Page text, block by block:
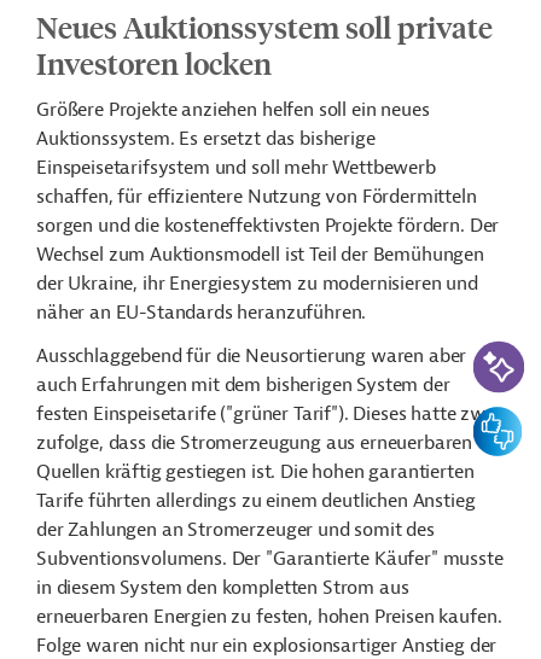
Neues Auktionssystem soll private
Investoren locken
Größere Projekte anziehen helfen soll ein neues
Auktionssystem. Es ersetzt das bisherige
Einspeisetarifsystem und soll mehr Wettbewerb
schaffen, für effizientere Nutzung von Fördermitteln
sorgen und die kosteneffektivsten Projekte fördern. Der
Wechsel zum Auktionsmodell ist Teil der Bemühungen
der Ukraine, ihr Energiesystem zu modernisieren und
näher an EU-Standards heranzuführen.
Ausschlaggebend für die Neusortierung waren aber
auch Erfahrungen mit dem bisherigen System der
festen Einspeisetarife ("grüner Tarif"). Dieses hatte zwar
zufolge, dass die Stromerzeugung aus erneuerbaren
Quellen kräftig gestiegen ist. Die hohen garantierten
Tarife führten allerdings zu einem deutlichen Anstieg
der Zahlungen an Stromerzeuger und somit des
Subventionsvolumens. Der "Garantierte Käufer" musste
in diesem System den kompletten Strom aus
erneuerbaren Energien zu festen, hohen Preisen kaufen.
Folge waren nicht nur ein explosionsartiger Anstieg der
KI-